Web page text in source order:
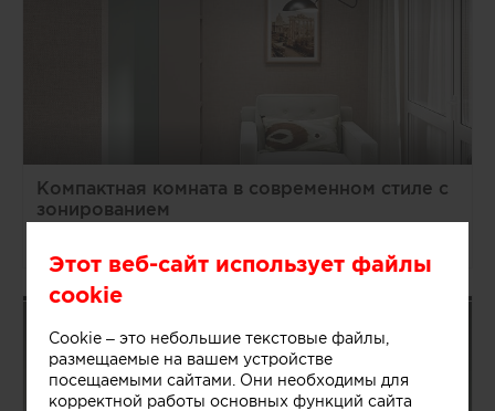
Компактная комната в современном стиле с
зонированием
Этот веб-сайт использует файлы
cookie
Cookie – это небольшие текстовые файлы,
размещаемые на вашем устройстве
посещаемыми сайтами. Они необходимы для
корректной работы основных функций сайта